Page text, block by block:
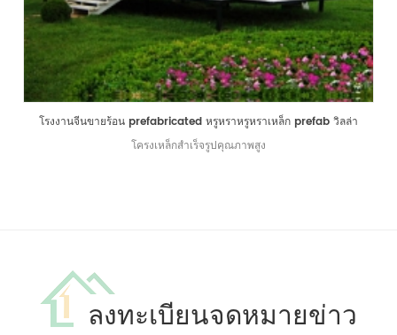
โรงงานจีนขายร้อน prefabricated หรูหราหรูหราเหล็ก prefab วิลล่า
โครงเหล็กสำเร็จรูปคุณภาพสูง
ลงทะเบียนจดหมายข่าว